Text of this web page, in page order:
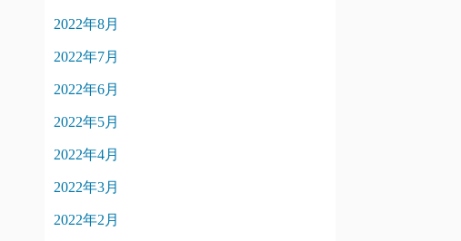
2022年8月
2022年7月
2022年6月
2022年5月
2022年4月
2022年3月
2022年2月